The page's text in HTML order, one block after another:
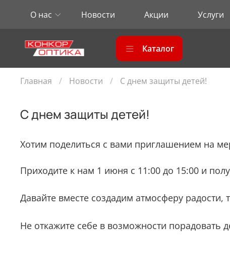
О нас Новости Акции Услуги
Каталог
Главная Новости С днем защиты детей!
С днем защиты детей!
Хотим поделиться с вами приглашением на
Приходите к нам 1 июня с 11:00 до 15:00 и
Давайте вместе создадим атмосферу радости,
Не откажите себе в возможности порадовать